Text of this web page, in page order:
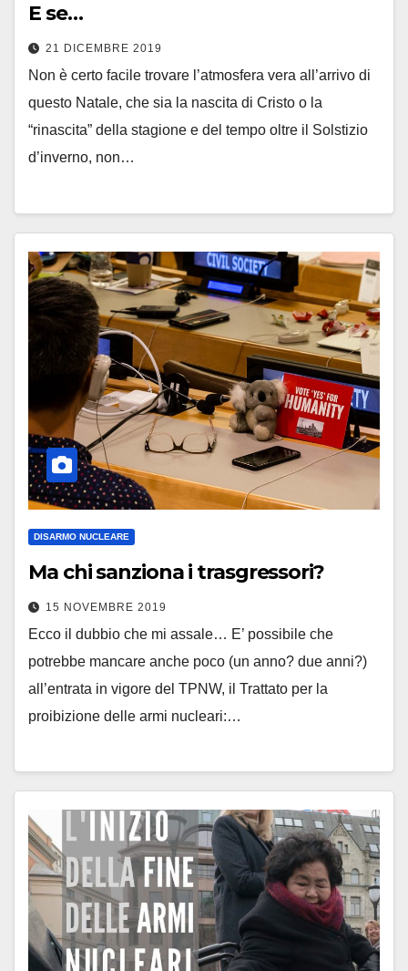
E se…
21 DICEMBRE 2019
Non è certo facile trovare l’atmosfera vera all’arrivo di
questo Natale, che sia la nascita di Cristo o la
“rinascita” della stagione e del tempo oltre il Solstizio
d’inverno, non…
DISARMO NUCLEARE
Ma chi sanziona i trasgressori?
15 NOVEMBRE 2019
Ecco il dubbio che mi assale… E’ possibile che
potrebbe mancare anche poco (un anno? due anni?)
all’entrata in vigore del TPNW, il Trattato per la
proibizione delle armi nucleari:…